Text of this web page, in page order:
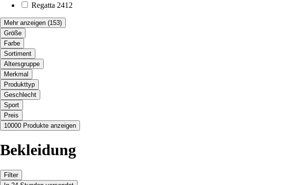
Regatta 2412
Mehr anzeigen (153)
Größe
Farbe
Sortiment
Altersgruppe
Merkmal
Produkttyp
Geschlecht
Sport
Preis
10000 Produkte anzeigen
Bekleidung
Filter